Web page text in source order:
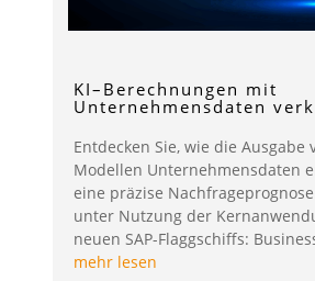
KI–Berechnungen mit
Unternehmensdaten
Entdecken Sie, wie die Ausgabe
Modellen Unternehmensdaten
eine präzise
unter Nutzung der
neuen SAP-Flaggschiffs:
mehr lesen